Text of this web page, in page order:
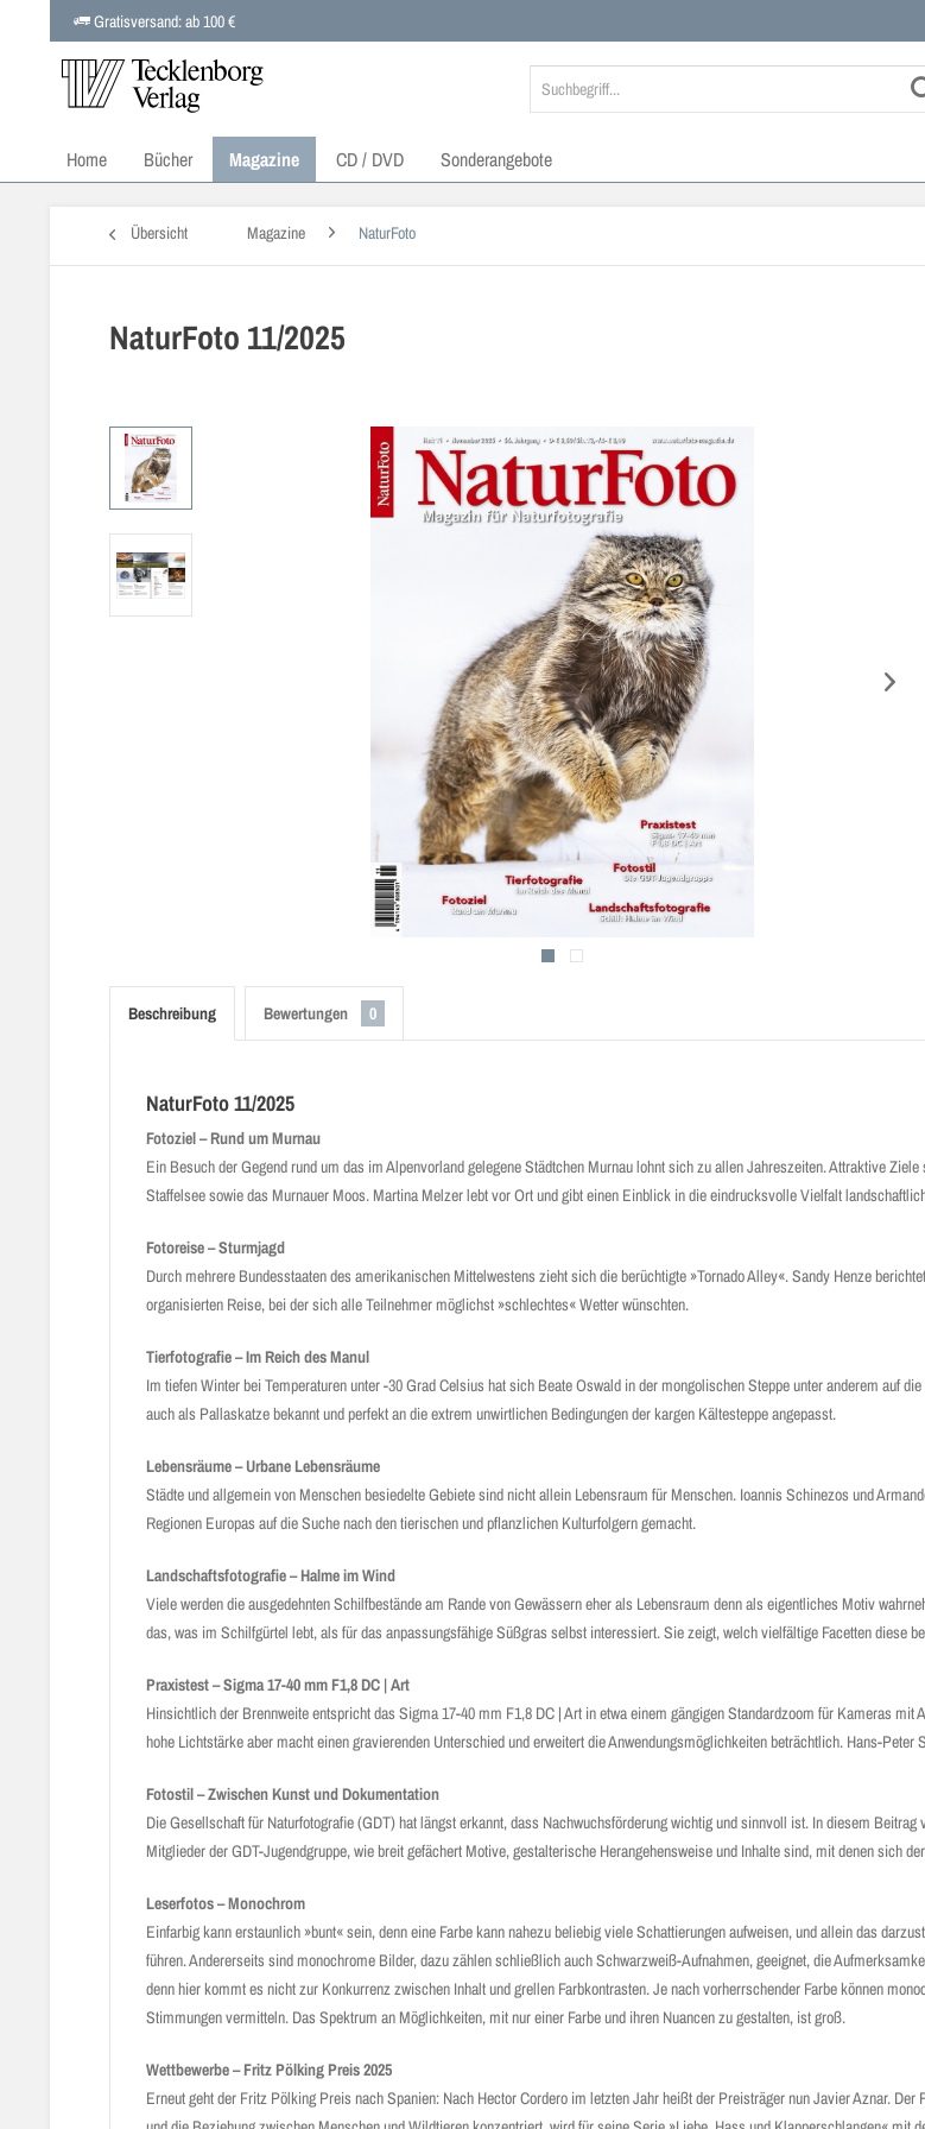
Gratisversand: ab 100 €
Home Bücher Magazine CD / DVD Sonderangebote
Übersicht Magazine NaturFoto
NaturFoto 11/2025
Beschreibung Bewertungen 0
NaturFoto 11/2025
Fotoziel – Rund um Murnau
Ein Besuch der Gegend rund um das im Alpenvorland gelegene Städtchen Murnau lohnt sich zu allen Jahreszeiten. Attraktive
Staffelsee sowie das Murnauer Moos. Martina Melzer lebt vor Ort und gibt einen Einblick in die eindrucksvolle Vielfalt
Fotoreise – Sturmjagd
Durch mehrere Bundesstaaten des amerikanischen Mittelwestens zieht sich die berüchtigte »Tornado Alley«. Sandy Henze
organisierten Reise, bei der sich alle Teilnehmer möglichst »schlechtes« Wetter wünschten.
Tierfotografie – Im Reich des Manul
Im tiefen Winter bei Temperaturen unter -30 Grad Celsius hat sich Beate Oswald in der mongolischen Steppe unter anderem auf
auch als Pallaskatze bekannt und perfekt an die extrem unwirtlichen Bedingungen der kargen Kältesteppe angepasst.
Lebensräume – Urbane Lebensräume
Städte und allgemein von Menschen besiedelte Gebiete sind nicht allein Lebensraum für Menschen. Ioannis Schinezos und
Regionen Europas auf die Suche nach den tierischen und pflanzlichen Kulturfolgern gemacht.
Landschaftsfotografie – Halme im Wind
Viele werden die ausgedehnten Schilfbestände am Rande von Gewässern eher als Lebensraum denn als eigentliches Motiv
das, was im Schilfgürtel lebt, als für das anpassungsfähige Süßgras selbst interessiert. Sie zeigt, welch vielfältige Facetten diese
Praxistest – Sigma 17-40 mm F1,8 DC | Art
Hinsichtlich der Brennweite entspricht das Sigma 17-40 mm F1,8 DC | Art in etwa einem gängigen Standardzoom für Kameras mit
hohe Lichtstärke aber macht einen gravierenden Unterschied und erweitert die Anwendungsmöglichkeiten beträchtlich. Hans-
Fotostil – Zwischen Kunst und Dokumentation
Die Gesellschaft für Naturfotografie (GDT) hat längst erkannt, dass Nachwuchsförderung wichtig und sinnvoll ist. In diesem
Mitglieder der GDT-Jugendgruppe, wie breit gefächert Motive, gestalterische Herangehensweise und Inhalte sind, mit denen sich
Leserfotos – Monochrom
Einfarbig kann erstaunlich »bunt« sein, denn eine Farbe kann nahezu beliebig viele Schattierungen aufweisen, und allein das
führen. Andererseits sind monochrome Bilder, dazu zählen schließlich auch Schwarzweiß-Aufnahmen, geeignet, die
denn hier kommt es nicht zur Konkurrenz zwischen Inhalt und grellen Farbkontrasten. Je nach vorherrschender Farbe können
Stimmungen vermitteln. Das Spektrum an Möglichkeiten, mit nur einer Farbe und ihren Nuancen zu gestalten, ist groß.
Wettbewerbe – Fritz Pölking Preis 2025
Erneut geht der Fritz Pölking Preis nach Spanien: Nach Hector Cordero im letzten Jahr heißt der Preisträger nun Javier Aznar. Der